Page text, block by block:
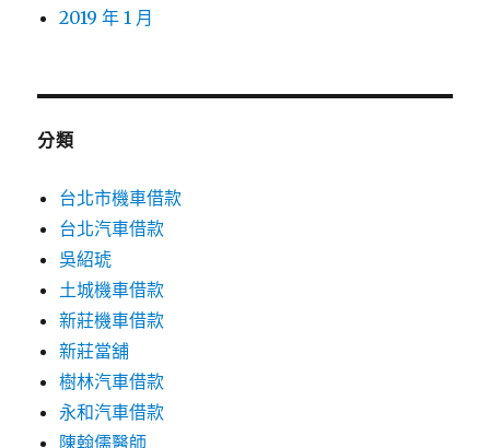
2019 年 1 月
分類
台北市機車借款
台北汽車借款
吳紹琥
土城機車借款
新莊機車借款
新莊當舖
樹林汽車借款
永和汽車借款
陳翰儒醫師